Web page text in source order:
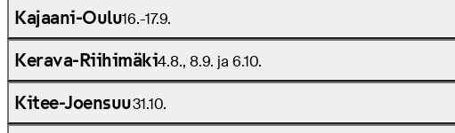
Kajaani-Oulu16.-17.9.
Kerava-Riihimäki4.8., 8.9. ja 6.10.
Kitee-Joensuu31.10.